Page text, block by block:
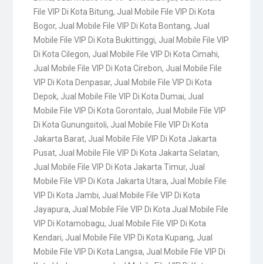
File VIP Di Kota Bitung, Jual Mobile File VIP Di Kota
Bogor, Jual Mobile File VIP Di Kota Bontang, Jual
Mobile File VIP Di Kota Bukittinggi, Jual Mobile File VIP
Di Kota Cilegon, Jual Mobile File VIP Di Kota Cimahi,
Jual Mobile File VIP Di Kota Cirebon, Jual Mobile File
VIP Di Kota Denpasar, Jual Mobile File VIP Di Kota
Depok, Jual Mobile File VIP Di Kota Dumai, Jual
Mobile File VIP Di Kota Gorontalo, Jual Mobile File VIP
Di Kota Gunungsitoli, Jual Mobile File VIP Di Kota
Jakarta Barat, Jual Mobile File VIP Di Kota Jakarta
Pusat, Jual Mobile File VIP Di Kota Jakarta Selatan,
Jual Mobile File VIP Di Kota Jakarta Timur, Jual
Mobile File VIP Di Kota Jakarta Utara, Jual Mobile File
VIP Di Kota Jambi, Jual Mobile File VIP Di Kota
Jayapura, Jual Mobile File VIP Di Kota Jual Mobile File
VIP Di Kotamobagu, Jual Mobile File VIP Di Kota
Kendari, Jual Mobile File VIP Di Kota Kupang, Jual
Mobile File VIP Di Kota Langsa, Jual Mobile File VIP Di